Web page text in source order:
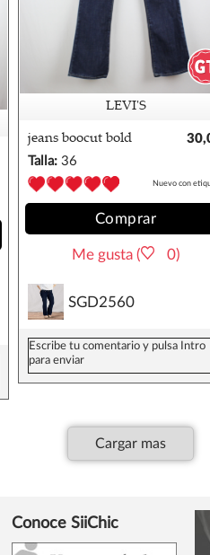
LEVI'S
jeans boocut bold
curve levis 27/30
Talla: 36
Nuevo con
Comprar
Me gusta ( 0)
SGD2560
Cargar mas
Conoce SiiChic